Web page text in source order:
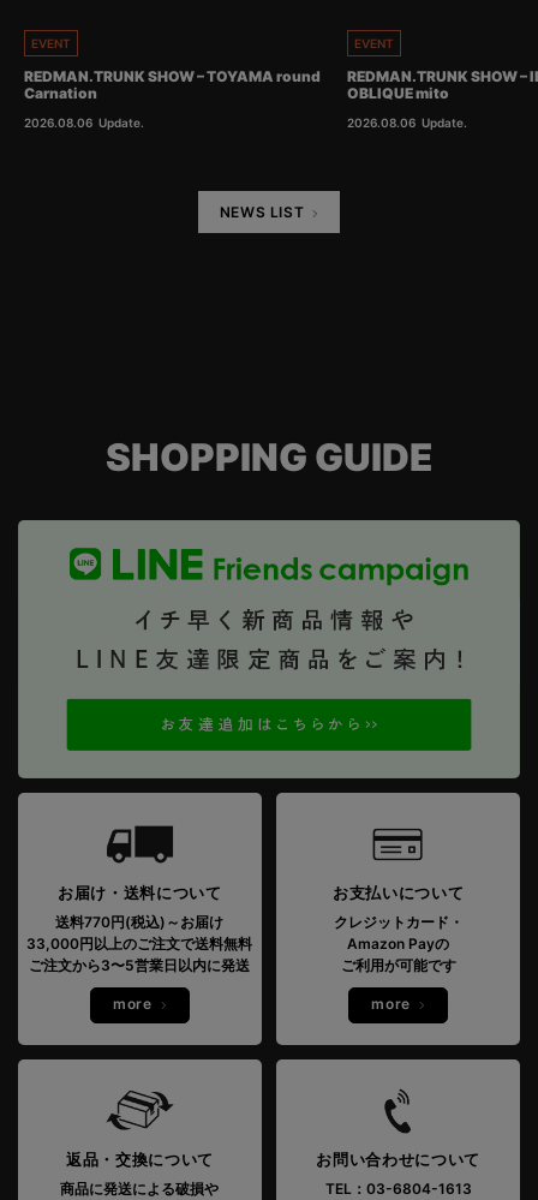
EVENT
REDMAN.TRUNK SHOW – TOYAMA round
Carnation
2026.08.06 Update.
EVENT
REDMAN.TRUNK SHOW
OBLIQUE mito
2026.08.06 Update.
NEWS LIST
SHOPPING GUIDE
お届け・送料について
送料770円(税込)～お届け
33,000円以上のご注文で送料無料
ご注文から3〜5営業日以内に発送
more
お支払いについて
クレジットカード・
Amazon Payの
ご利用が可能です
more
返品・交換について
商品に発送による破損や
お問い合わせについて
TEL：03-6804-1613